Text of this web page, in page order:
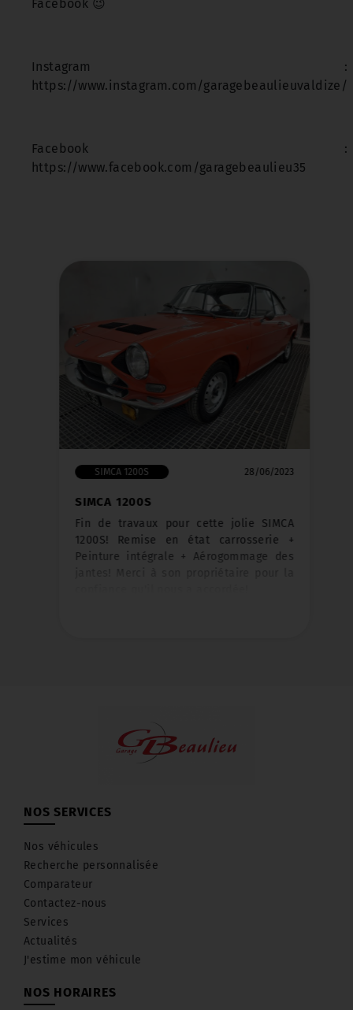
Facebook ​😉
Instagram :
https://www.instagram.com/garagebeaulieuvaldize/
Facebook :
https://www.facebook.com/garagebeaulieu35
SIMCA 1200S 28/06/2023
SIMCA 1200S
Fin de travaux pour cette jolie SIMCA
1200S! Remise en état carrosserie +
Peinture intégrale + Aérogommage des
NOS SERVICES
Nos véhicules
Recherche personnalisée
Comparateur
Contactez-nous
Services
Actualités
J'estime mon véhicule
NOS HORAIRES